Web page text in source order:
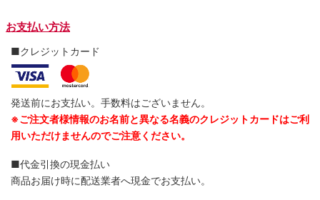
お支払い方法
■クレジットカード
発送前にお支払い。手数料はございません。
※ご注文者様情報のお名前と異なる名義のクレジットカードはご利
用いただけませんのでご注意ください。
■代金引換の現金払い
商品お届け時に配送業者へ現金でお支払い。